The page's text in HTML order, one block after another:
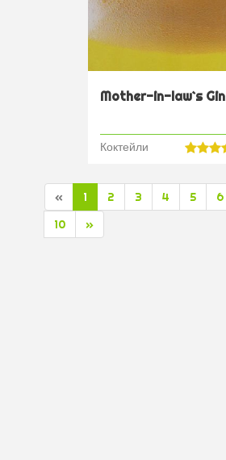
Mother-in-law`s Gin
Коктейли
« 1 2 3 4 5 6
10
»